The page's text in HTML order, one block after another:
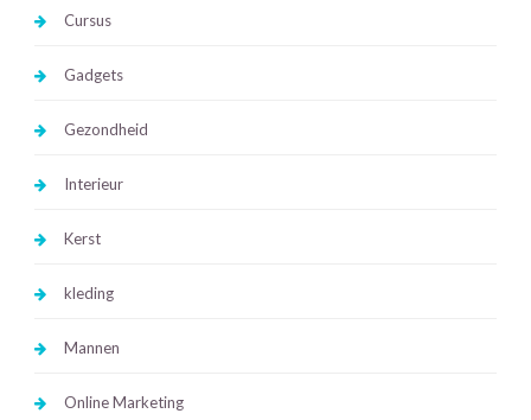
Cursus
Gadgets
Gezondheid
Interieur
Kerst
kleding
Mannen
Online Marketing